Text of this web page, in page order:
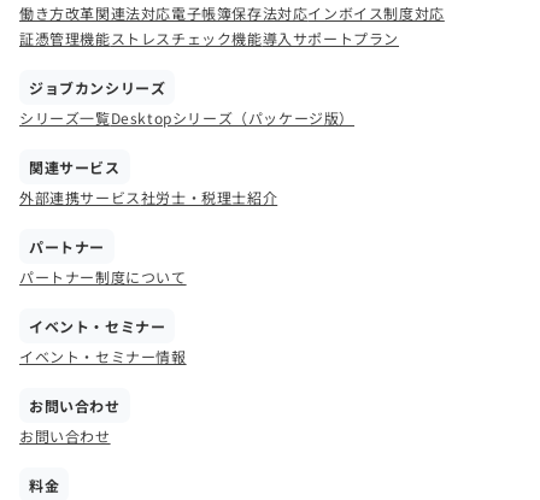
働き方改革関連法対応電子帳簿保存法対応インボイス制度対応
証憑管理機能ストレスチェック機能導入サポートプラン
ジョブカンシリーズ
シリーズ一覧Desktopシリーズ（パッケージ版）
関連サービス
外部連携サービス社労士・税理士紹介
パートナー
パートナー制度について
イベント・セミナー
イベント・セミナー情報
お問い合わせ
お問い合わせ
料金